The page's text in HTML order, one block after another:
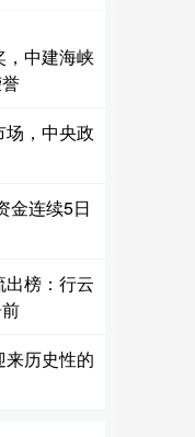
，中建海峡
，中央政
金连续5日
出榜：行云
来历史性的